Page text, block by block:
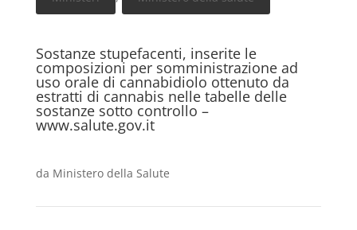
Sostanze stupefacenti, inserite le
composizioni per somministrazione ad
uso orale di cannabidiolo ottenuto da
estratti di cannabis nelle tabelle delle
sostanze sotto controllo –
www.salute.gov.it
da Ministero della Salute